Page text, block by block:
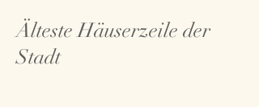
Älteste Häuserzeile der
Stadt